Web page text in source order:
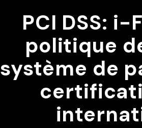
PCI DSS: i-
politique
système de